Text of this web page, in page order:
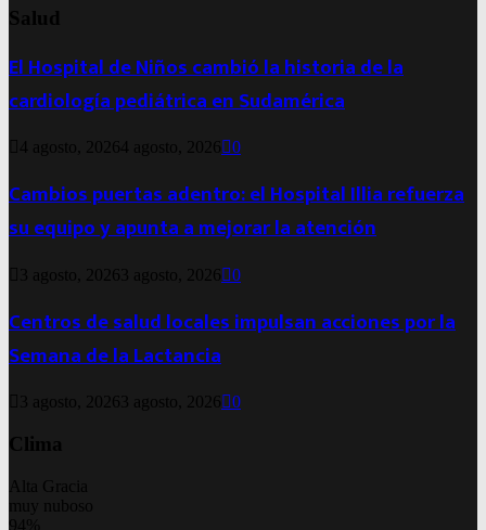
Salud
El Hospital de Niños cambió la historia de la
cardiología pediátrica en Sudamérica
4 agosto, 20264 agosto, 2026 0
Cambios puertas adentro: el Hospital Illia refuerza
su equipo y apunta a mejorar la atención
3 agosto, 2026 3 agosto, 2026 0
Centros de salud locales impulsan acciones por la
Semana de la Lactancia
3 agosto, 2026 3 agosto, 2026 0
Clima
Alta Gracia
muy nuboso
94%